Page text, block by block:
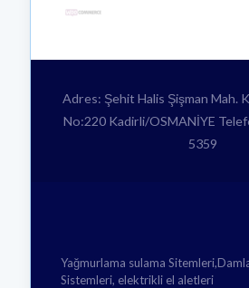
Adres: Şehit Halis Şişman Mah.
No:220 Kadirli/OSMANİYE
5359
Yağmurlama sulama
Sistemleri, elektrikli el aletleri